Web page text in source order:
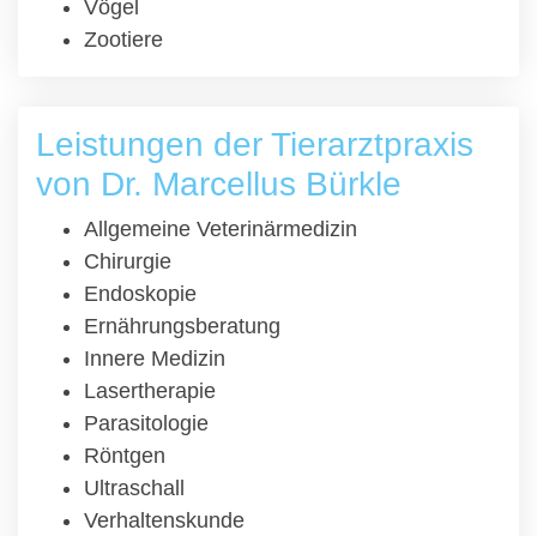
Vögel
Zootiere
Leistungen der Tierarztpraxis
von Dr. Marcellus Bürkle
Allgemeine Veterinärmedizin
Chirurgie
Endoskopie
Ernährungsberatung
Innere Medizin
Lasertherapie
Parasitologie
Röntgen
Ultraschall
Verhaltenskunde